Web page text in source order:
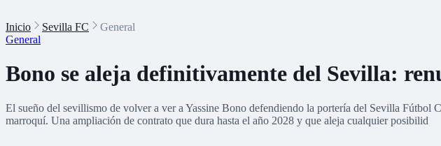
Inicio Sevilla FC
General
General
Bono se aleja definitivamente del Sevilla:
El sueño del sevillismo de volver a ver a Yassine Bono defendiendo la portería del Sevilla
marroquí. Una ampliación de contrato que dura hasta el año 2028 y que aleja cualquier posibilid